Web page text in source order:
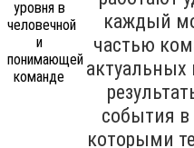
каждый
частью
актуальных
события
которыми